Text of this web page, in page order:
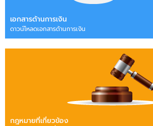
เอกสารด้านการเงิน
ดาวน์โหลดเอกสารด้านการเงิน
กฎหมายที่เกี่ยวข้อง